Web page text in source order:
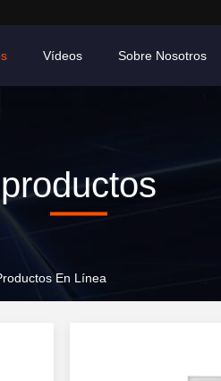
Vídeos Sobre Nosotros
productos
En Línea